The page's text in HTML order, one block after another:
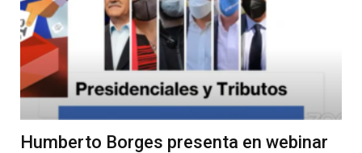
Humberto Borges presenta en webinar